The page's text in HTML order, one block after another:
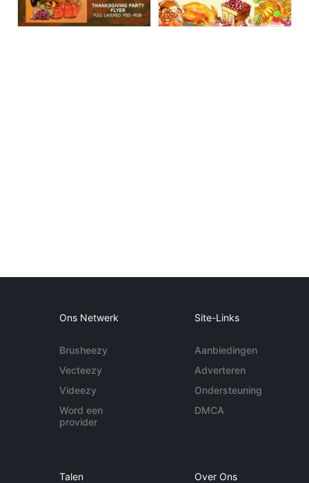
Ons Netwerk
Brusheezy
Vecteezy
Videezy
Word een
provider
Site-Links
Aanbiedingen
Adverteren
Ondersteuning
DMCA
Talen Over Ons